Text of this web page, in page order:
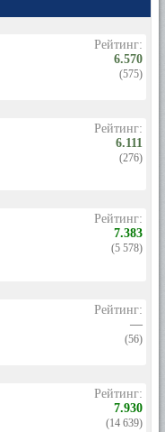
Рейтинг:
6.570
(575)
Рейтинг:
6.111
(276)
Рейтинг:
7.383
(5 578)
Рейтинг:
—
(56)
Рейтинг:
7.930
(14 639)